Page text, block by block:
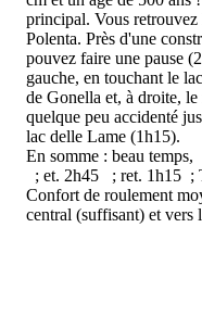
principal. Vous retrouvez
Polenta. Près d'une
pouvez faire une pause
gauche, en touchant le
de Gonella et, à droite,
quelque peu accidenté
lac delle Lame (1h15).
En somme : beau
; et. 2h45 ; ret. 1h15 ;
Confort de roulement
central (suffisant) et vers